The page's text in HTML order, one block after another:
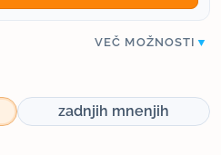
VEČ MOŽNOSTI
zadnjih mnenjih